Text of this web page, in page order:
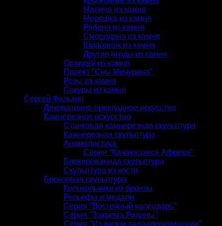
Малина из камня
Морошка из камня
Рябина из камня
Смородина из камня
Шиповник из камня
Другие ягоды из камня
Орхидеи из камня
Проект "Сны Мичурина"
Розы из камня
Сакуры из камня
Сергей Фалькин
Декоративно-прикладное искусство
Камнерезное искусство
Станковая камнерезная скульптура
Камнерезная скульптура
Анималистика
Серия "Качающаяся Африка"
Блокированная скульптура
Скульптура из кости
Бронзовая скульптура
Колокольчики из бронзы
Рельефы и медали
Серия "Восточный календарь"
Серия "Закрома Родины"
Серия "Из жизни параллелепипедов"